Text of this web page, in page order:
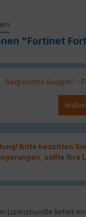
"Fortinet
Begrenztes Budget? -
Bitte beachten
sollte Ihre
Lizenzbundle liefert